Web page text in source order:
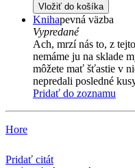
Vložiť do košíka
Knihapevná väzba
Vypredané
Ach, mrzí nás to, z
nemáme ju na sklade
môžete mať šťastie v
nepredali posledné
Pridať do zoznamu
Hore
Pridať citát